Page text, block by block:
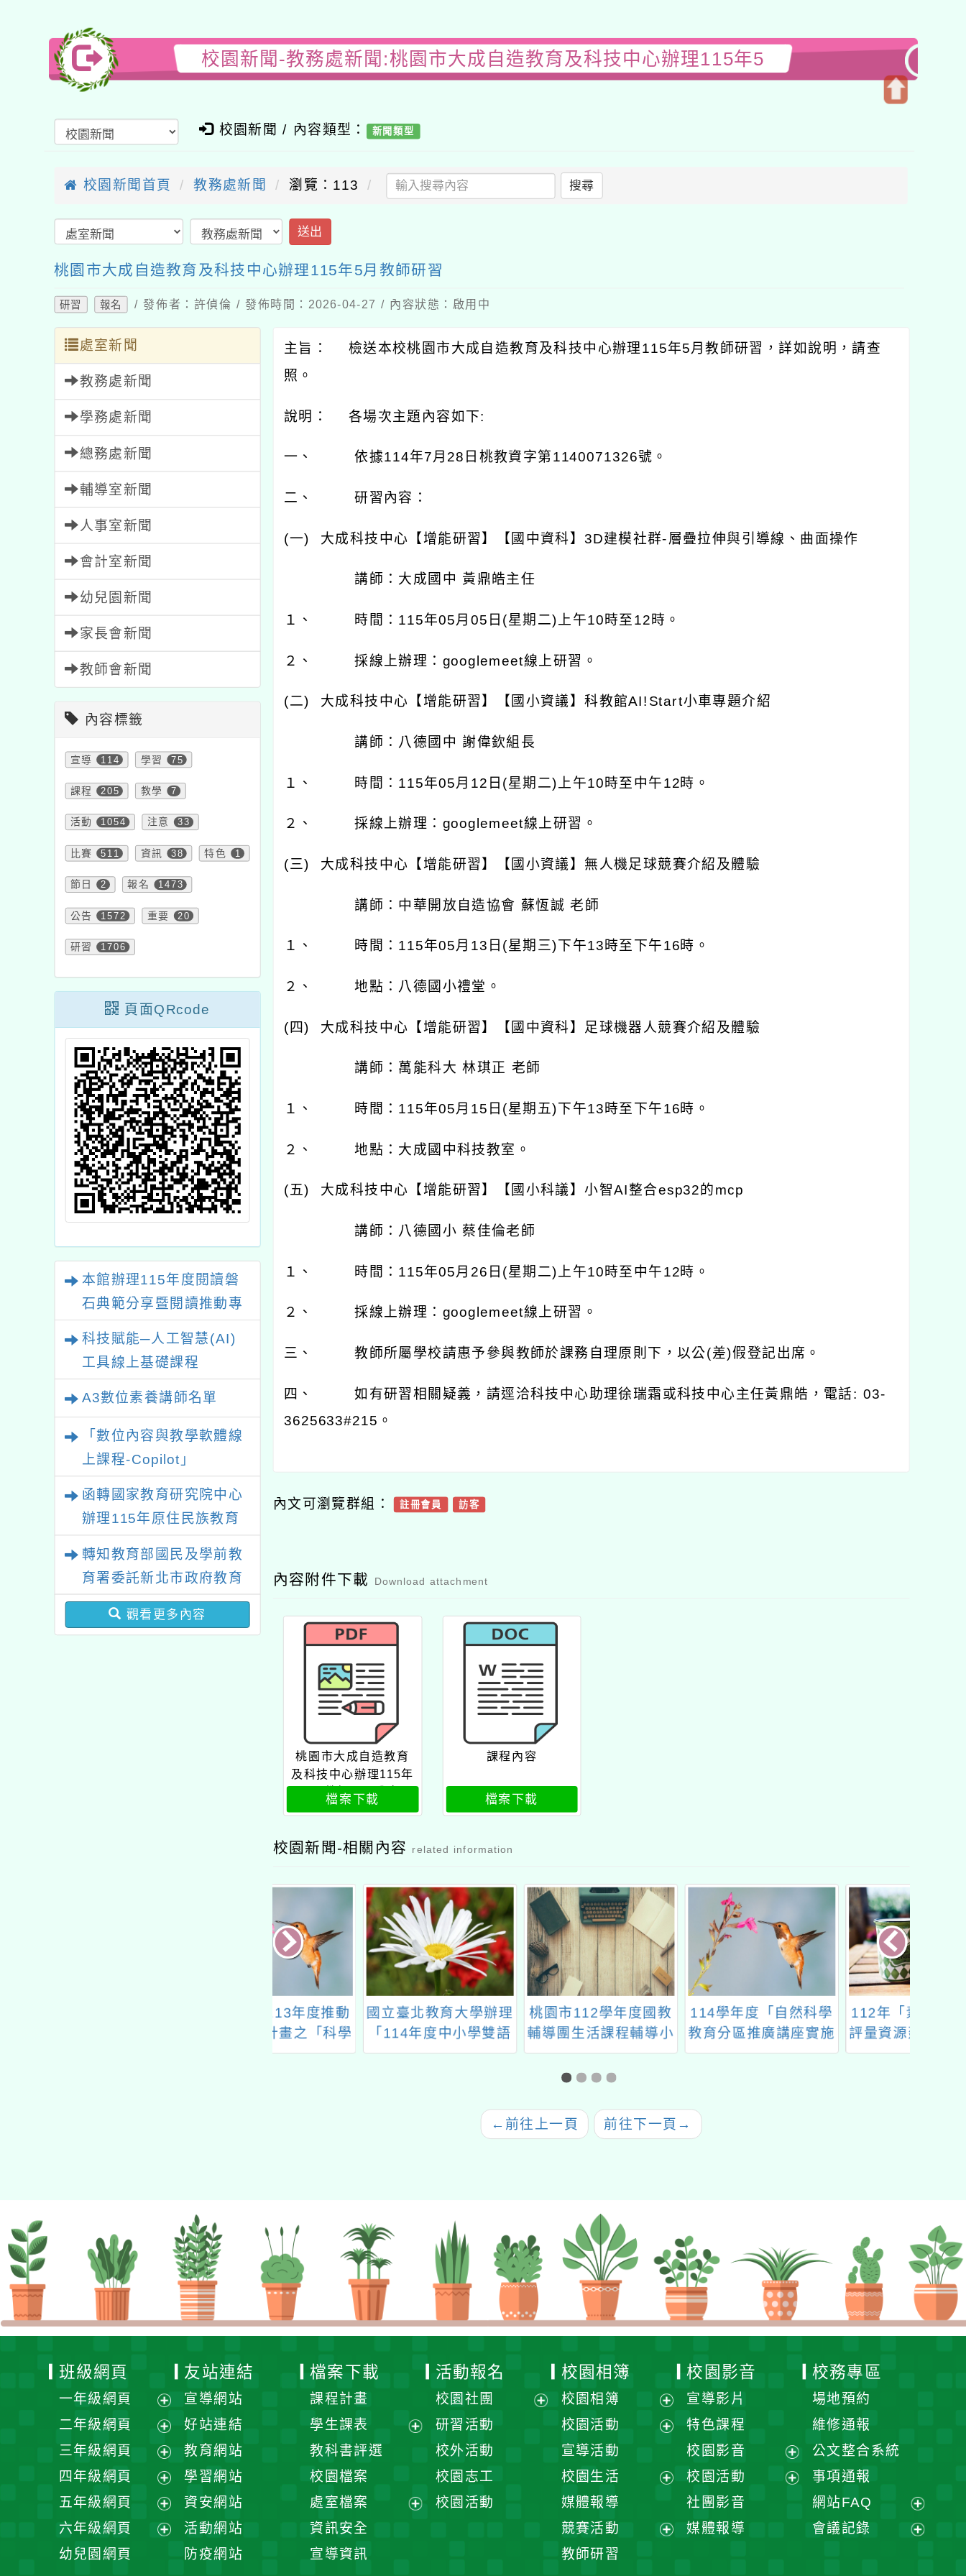
校園新聞-教務處新聞:桃園市大成自造教育及科技中心辦理115年5
校園新聞 / 內容類型： 新聞類型
校園新聞首頁 教務處新聞 瀏覽：113 搜尋
送出
桃園市大成自造教育及科技中心辦理115年5月教師研習
研習 報名 / 發佈者：許偵倫 / 發佈時間：2026-04-27 / 內容狀態：啟用中
處室新聞
教務處新聞
學務處新聞
總務處新聞
輔導室新聞
人事室新聞
會計室新聞
幼兒園新聞
家長會新聞
教師會新聞
內容標籤
宣導 114 學習 75
課程 205 教學 7
活動 1054 注意 33
比賽 511 資訊 38 特色 1
節日 2 報名 1473
公告 1572 重要 20
研習 1706
頁面QRcode
本館辦理115年度閱讀磐
石典範分享暨閱讀推動專
業研習
科技賦能─人工智慧(AI)
工具線上基礎課程
A3數位素養講師名單
「數位內容與教學軟體線
上課程-Copilot」
函轉國家教育研究院中心
辦理115年原住民族教育
轉知教育部國民及學前教
育署委託新北市政府教育
局辦理「115年度教師專
業成長研習實施計畫－夢
觀看更多內容
主旨： 檢送本校桃園市大成自造教育及科技中心辦理115年5月教師研習，詳如說明，請查
照。
說明： 各場次主題內容如下:
一、 依據114年7月 28 日桃教資字第 1140071326號。
二、 研習內容：
(一) 大成科技中心【增能研習】【國中資科】3D建模社群-層疊拉伸與引導線、曲面操作
講師：大成國中 黃鼎皓主任
１、 時間： 115年05月 05 日 (星期二) 上午10時至 12時。
２、 採線上辦理： googlemeet線上研習。
(二) 大成科技中心【增能研習】【國小資議】科教館AI!Start小車專題介紹
講師：八德國中 謝偉欽組長
１、 時間： 115年05月 12 日 (星期二) 上午10時至中午12時。
２、 採線上辦理： googlemeet線上研習。
(三) 大成科技中心【增能研習】【國小資議】無人機足球競賽介紹及體驗
講師：中華開放自造協會 蘇恆誠 老師
１、 時間： 115年05月 13 日 (星期三)下午13時至下午16時。
２、 地點：八德國小禮堂。
( 四) 大成科技中心【增能研習】【國中資科】足球機器人競賽介紹及體驗
講師：萬能科大 林琪正 老師
１、 時間： 115年05月 15 日 (星期五)下午13時至下午16時。
２、 地點：大成國中科技教室。
(五) 大成科技中心【增能研習】【國小科議】小智AI整合esp32的mcp
講師：八德國小 蔡佳倫老師
１、 時間： 115年05月 26 日 (星期二) 上午10時至中午12時。
２、 採線上辦理： googlemeet線上研習。
三、 教師所屬學校請惠予參與教師於課務自理原則下，以公(差)假登記出席。
四、 如有研習相關疑義，請逕洽科技中心助理徐瑞霜或科技中心主任黃鼎皓，電話: 03-
3625633#215 。
內文可瀏覽群組： 註冊會員 訪客
內容附件下載 Download attachment
桃園市大成自造教育
及科技中心辦理115年
5月教師研習公文
檔案下載
課程內容
檔案下載
校園新聞-相關內容 related information
國立臺北教育大學辦理
「114年度中小學雙語
教學在職教師增能學分
桃園市112學年度國教
輔導團生活課程輔導小
組辦理「生活課程召集
人社群領導增能」研習
114學年度「自然科學
教育分區推廣講座實施
計畫」
112年「素養導向課室
評量資源建置暨推廣計
畫」實作工作坊
← 前往上一頁 前往下一頁 →
班級網頁
一年級網頁
展
選
單
二年級網頁
展
選
單
三年級網頁
展
開
選
單
四年級網頁
展
開
選
五年級網頁
展
開
六年級網頁
幼兒園網頁
友站連結
宣導網站
好站連結
教育網站
學習網站
資安網站
活動網站
防疫網站
檔案下載
課程計畫
學生課表
單
教科書評選
校園檔案
處室檔案
資訊安全
宣導資訊
活動報名
校園社團
研習活動
校外活動
校園志工
校園活動
校園相簿
校園相簿
展
單
校園活動
選
宣導活動
校園生活
選
媒體報導
競賽活動
教師研習
校園影音
宣導影片
特色課程
校園影音
展
開
校園活動
社團影音
媒體報導
校務專區
場地預約
維修通報
公文整合系統
事項通報
網站FAQ
展
開
會議記錄